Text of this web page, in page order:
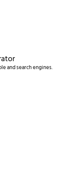
and search engines.